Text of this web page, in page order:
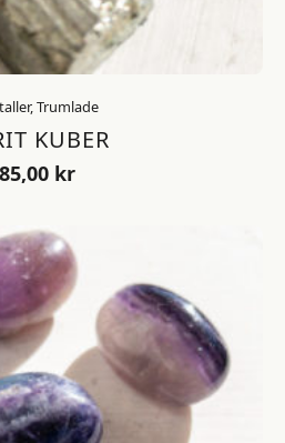
Trumlade
KUBER
85,00 kr